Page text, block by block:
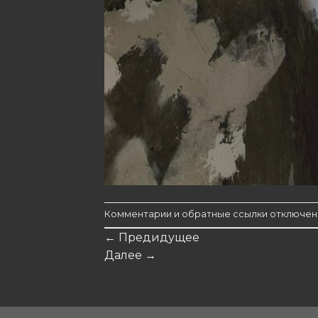
Комментарии и обратные ссылки
← Предидущее
Далее →